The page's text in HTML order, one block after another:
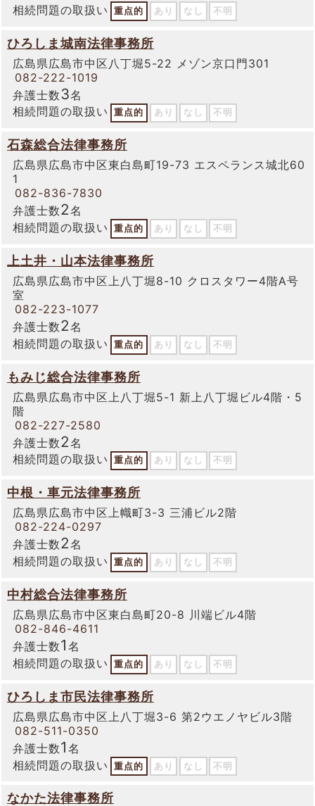
相続問題の取扱い
重点的 あり なし 不明
ひろしま城南法律事務所
広島県広島市中区八丁堀5-22 メゾン京口門301
082-222-1019
弁護士数3名
相続問題の取扱い
重点的 あり なし 不明
石森総合法律事務所
広島県広島市中区東白島町19-73 エスペランス城北60
1
082-836-7830
弁護士数2名
相続問題の取扱い
重点的 あり なし 不明
上土井・山本法律事務所
広島県広島市中区上八丁堀8-10 クロスタワー4階A号
室
082-223-1077
弁護士数2名
相続問題の取扱い
重点的 あり なし 不明
もみじ総合法律事務所
広島県広島市中区上八丁堀5-1 新上八丁堀ビル4階・5
階
082-227-2580
弁護士数2名
相続問題の取扱い
重点的 あり なし 不明
中根・車元法律事務所
広島県広島市中区上幟町3-3 三浦ビル2階
082-224-0297
弁護士数2名
相続問題の取扱い
重点的 あり なし 不明
中村総合法律事務所
広島県広島市中区東白島町20-8 川端ビル4階
082-846-4611
弁護士数1 名
相続問題の取扱い
重点的 あり なし 不明
ひろしま市民法律事務所
広島県広島市中区上八丁堀3-6 第2ウエノヤビル3階
082-511-0350
弁護士数1 名
相続問題の取扱い
重点的 あり なし 不明
なかた法律事務所